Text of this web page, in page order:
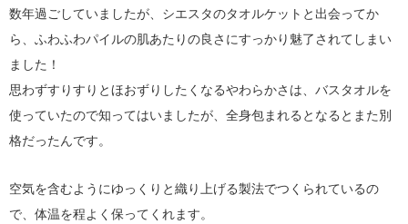
数年過ごしていましたが、シエスタのタオルケットと出会ってか
ら、ふわふわパイルの肌あたりの良さにすっかり魅了されてしまい
ました！
思わずすりすりとほおずりしたくなるやわらかさは、バスタオルを
使っていたので知ってはいましたが、全身包まれるとなるとまた別
格だったんです。
空気を含むようにゆっくりと織り上げる製法でつくられているの
で、体温を程よく保ってくれます。